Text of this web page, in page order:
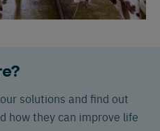
solutions and find out
how they can improve life